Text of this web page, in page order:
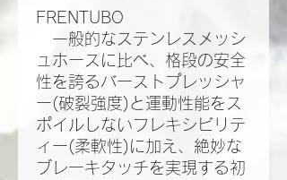
FRENTUBO
一般的なステンレスメッシ
ュホースに比べ、格段の安全
性を誇るバーストプレッシャ
ー(破裂強度)と運動性能をス
ポイルしないフレキシビリテ
ィー(柔軟性)に加え、絶妙な
ブレーキタッチを実現する初